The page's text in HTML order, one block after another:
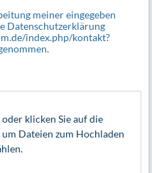
meiner eingegeben
Datenschutzerklärung
index.php/kontakt?
klicken Sie auf die
Dateien zum Hochladen